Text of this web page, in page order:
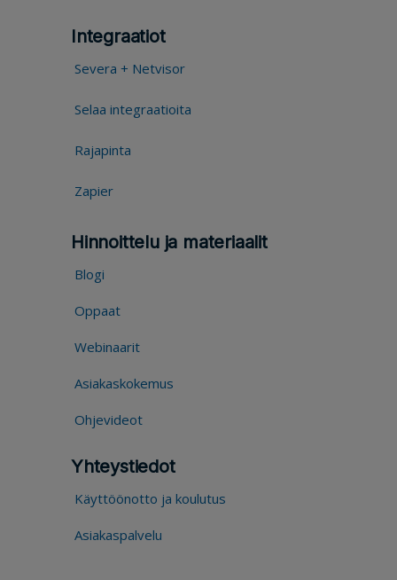
Integraatiot
Severa + Netvisor
Selaa integraatioita
Rajapinta
Zapier
Hinnoittelu ja materiaalit
Blogi
Oppaat
Webinaarit
Asiakaskokemus
Ohjevideot
Yhteystiedot
Käyttöönotto ja koulutus
Asiakaspalvelu